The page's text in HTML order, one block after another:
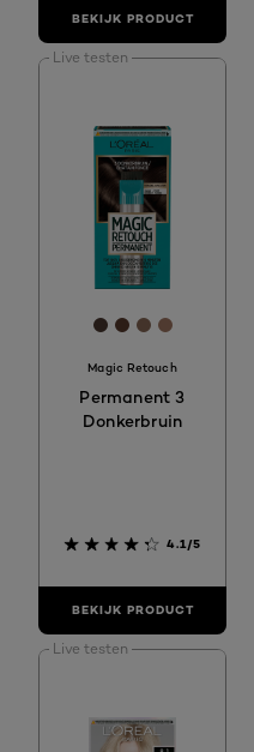
BEKIJK PRODUCT
Live testen
[Color]: #48372E
[Color]:
[Color]:
[Color]:
Magic Retouch
Permanent 3
Donkerbruin
4.1/5
BEKIJK PRODUCT
Live testen